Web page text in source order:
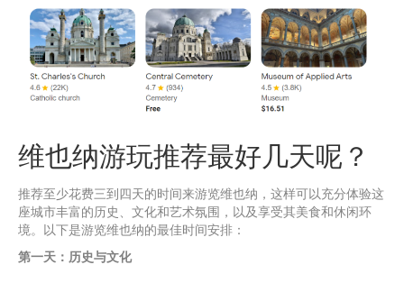
维也纳游玩推荐最好几天呢？
推荐至少花费三到四天的时间来游览维也纳，这样可以充分体验这
座城市丰富的历史、文化和艺术氛围，以及享受其美食和休闲环
境。以下是游览维也纳的最佳时间安排：
第一天：历史与文化